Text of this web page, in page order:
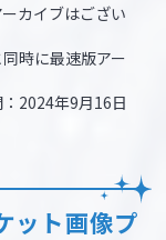
カイブはござい
時に最速版アー
2024年9月16日
ット画像プ